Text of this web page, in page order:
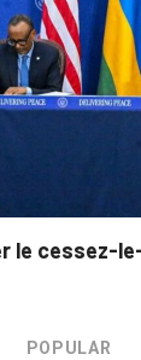
le cessez-
POPULAR